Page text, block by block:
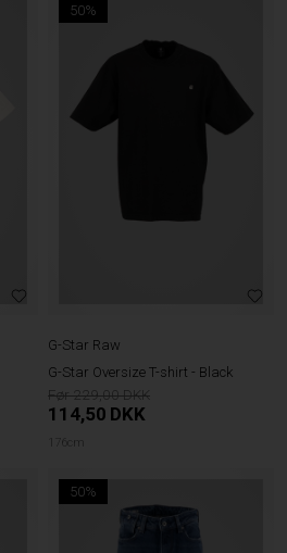
50%
G-Star Raw
G-Star Oversize T-shirt - Black
229,00
114,50 DKK
176cm
50%